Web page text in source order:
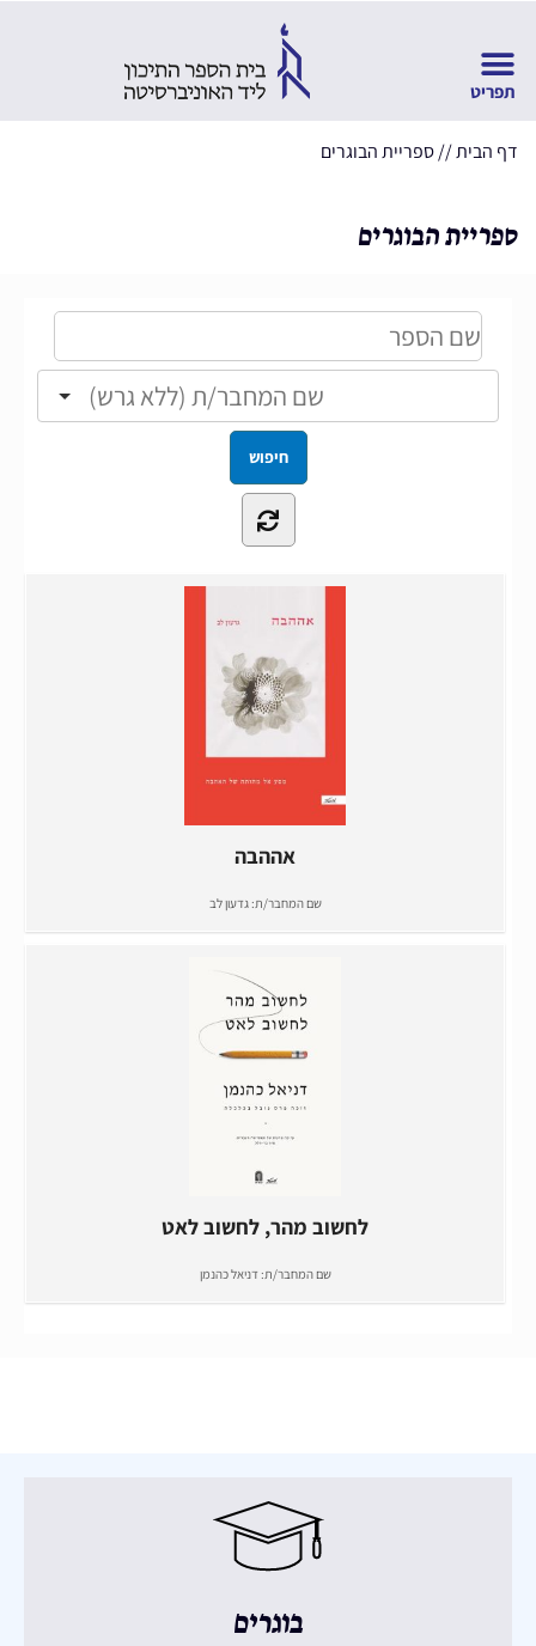
דף הבית//ספריית הבוגרים
ספריית הבוגרים
אההבה
שם המחבר/ת:גדעון לב
לחשוב מהר, לחשוב לאט
שם המחבר/ת:דניאל כהנמן
בוגרים